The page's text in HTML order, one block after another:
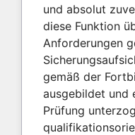
und absolut
diese Funktion
Anforderungen
gemäß der
ausgebildet und
Prüfung